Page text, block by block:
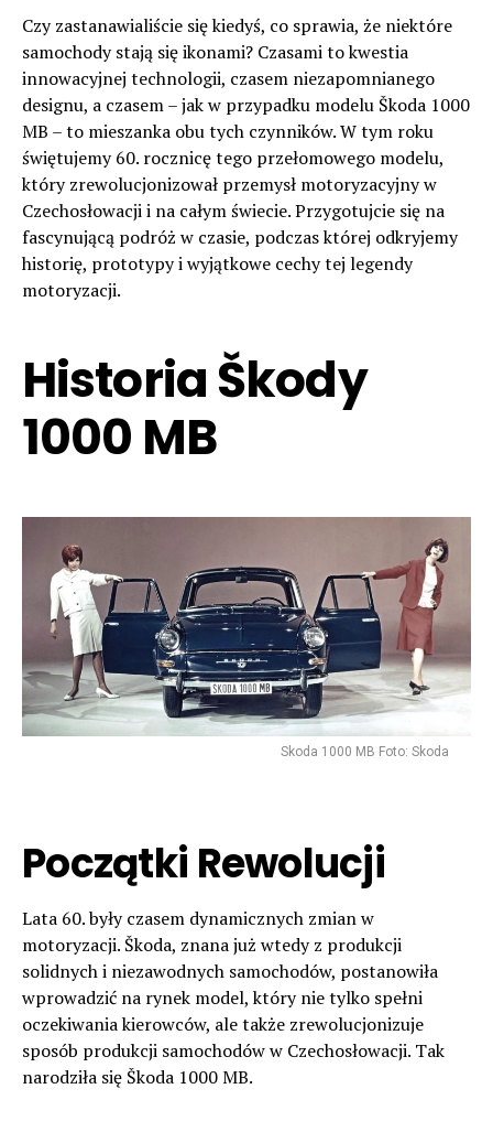
Czy zastanawialiście się kiedyś, co sprawia, że niektóre
samochody stają się ikonami? Czasami to kwestia
innowacyjnej technologii, czasem niezapomnianego
designu, a czasem – jak w przypadku modelu Škoda 1000
MB – to mieszanka obu tych czynników. W tym roku
świętujemy 60. rocznicę tego przełomowego modelu,
który zrewolucjonizował przemysł motoryzacyjny w
Czechosłowacji i na całym świecie. Przygotujcie się na
fascynującą podróż w czasie, podczas której odkryjemy
historię, prototypy i wyjątkowe cechy tej legendy
motoryzacji.
Historia Škody
1000 MB
Skoda 1000 MB Foto: Skoda
Początki Rewolucji
Lata 60. były czasem dynamicznych zmian w
motoryzacji. Škoda, znana już wtedy z produkcji
solidnych i niezawodnych samochodów, postanowiła
wprowadzić na rynek model, który nie tylko spełni
oczekiwania kierowców, ale także zrewolucjonizuje
sposób produkcji samochodów w Czechosłowacji. Tak
narodziła się Škoda 1000 MB.